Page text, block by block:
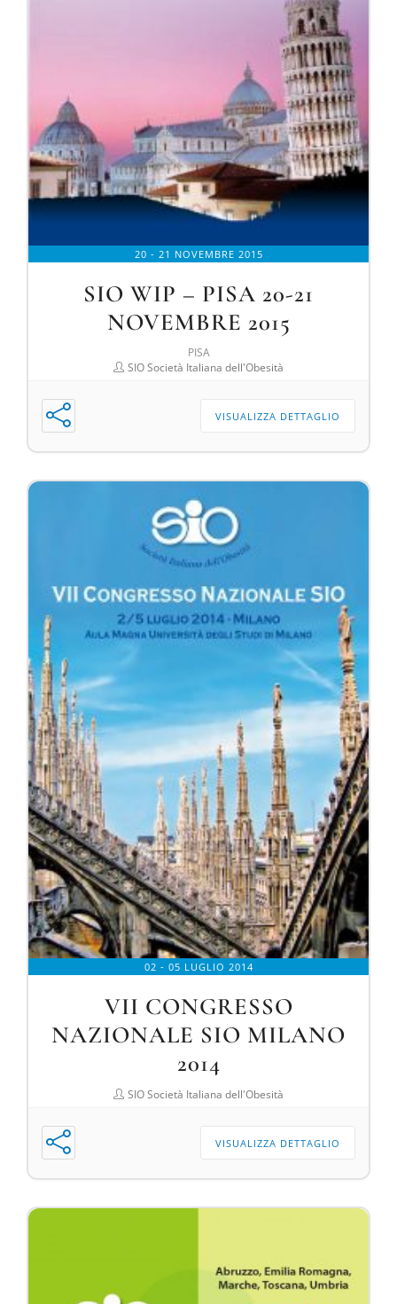
20 - 21 NOVEMBRE 2015
SIO WIP – PISA 20-21
NOVEMBRE 2015
PISA
SIO Società Italiana dell'Obesità
VISUALIZZA DETTAGLIO
02 - 05 LUGLIO 2014
VII CONGRESSO
NAZIONALE SIO MILANO
2014
SIO Società Italiana dell'Obesità
VISUALIZZA DETTAGLIO